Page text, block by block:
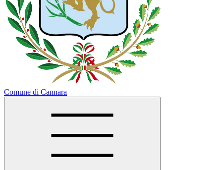
Comune di Cannara